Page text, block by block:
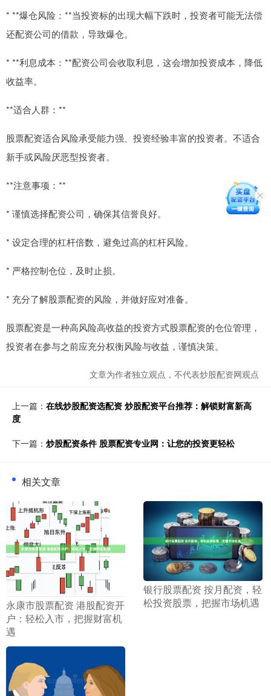
* **爆仓风险：**当投资标的出现大幅下跌时，投资者可能无法偿
还配资公司的借款，导致爆仓。
* **利息成本：**配资公司会收取利息，这会增加投资成本，降低
收益率。
**适合人群：**
股票配资适合风险承受能力强、投资经验丰富的投资者。不适合
新手或风险厌恶型投资者。
**注意事项：**
* 谨慎选择配资公司，确保其信誉良好。
* 设定合理的杠杆倍数，避免过高的杠杆风险。
* 严格控制仓位，及时止损。
* 充分了解股票配资的风险，并做好应对准备。
股票配资是一种高风险高收益的投资方式股票配资的仓位管理，
投资者在参与之前应充分权衡风险与收益，谨慎决策。
文章为作者独立观点，不代表炒股配资网观点
上一篇： 在线炒股配资选配资 炒股配资平台推荐：解锁财富新高
度
下一篇： 炒股配资条件 股票配资专业网：让您的投资更轻松
相关文章
​永康市股票配资 港股配资开
户：轻松入市，把握财富机
遇
​银行股票配资 按月配资，轻
松投资股票，把握市场机遇